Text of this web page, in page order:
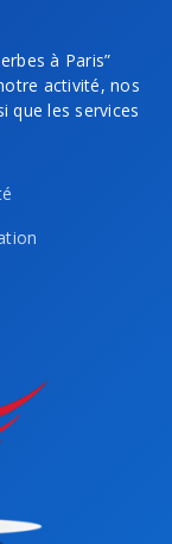
à Paris”
activité, nos
que les services